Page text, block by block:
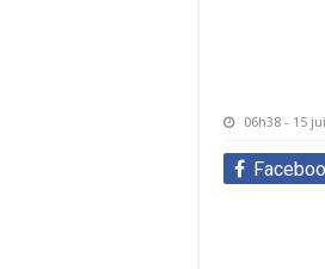
06h38 - 15